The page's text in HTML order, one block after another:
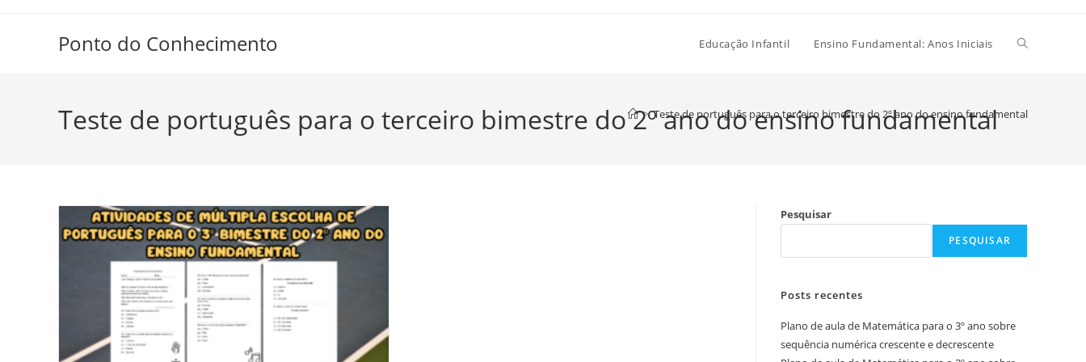
Ponto do Conhecimento Educação Infantil Ensino Fundamental: Anos Iniciais Alternar
site
Teste de português para o terceiro bimestre do 2º ano do ensino fundamental
> Teste de português para o terceiro bimestre do 2º ano do ensino fundamental
Pesquisar
PESQUISAR
Posts recentes
Plano de aula de Matemática para o 3º ano sobre
sequência numérica crescente e decrescente